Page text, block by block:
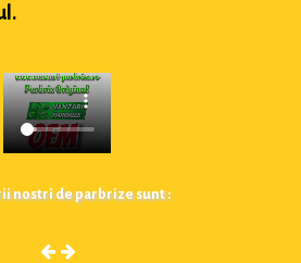
nostri de parbrize sunt :